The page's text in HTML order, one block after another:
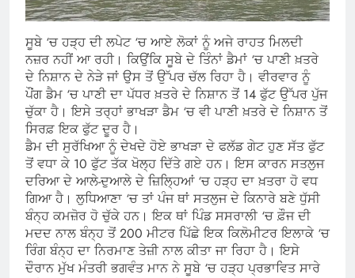
ਸੂਬੇ ‘ਚ ਹੜ੍ਹ ਦੀ ਲਪੇਟ ‘ਚ ਆਏ ਲੋਕਾਂ ਨੂੰ ਅਜੇ ਰਾਹਤ ਮਿਲਦੀ
ਨਜ਼ਰ ਨਹੀਂ ਆ ਰਹੀ। ਕਿਉਂਕਿ ਸੂਬੇ ਦੇ ਤਿੰਨਾਂ ਡੈਮਾਂ ‘ਚ ਪਾਣੀ ਖ਼ਤਰੇ
ਦੇ ਨਿਸ਼ਾਨ ਦੇ ਨੇੜੇ ਜਾਂ ਉਸ ਤੋਂ ਉੱਪਰ ਚੱਲ ਰਿਹਾ ਹੈ। ਵੀਰਵਾਰ ਨੂੰ
ਪੌਂਗ ਡੈਮ ‘ਚ ਪਾਣੀ ਦਾ ਪੱਧਰ ਖ਼ਤਰੇ ਦੇ ਨਿਸ਼ਾਨ ਤੋਂ 14 ਫੁੱਟ ਉੱਪਰ ਪੁੱਜ
ਚੁੱਕਾ ਹੈ। ਇਸੇ ਤਰ੍ਹਾਂ ਭਾਖੜਾ ਡੈਮ ‘ਚ ਵੀ ਪਾਣੀ ਖ਼ਤਰੇ ਦੇ ਨਿਸ਼ਾਨ ਤੋਂ
ਸਿਰਫ਼ ਇਕ ਫੁੱਟ ਦੂਰ ਹੈ।
ਡੈਮ ਦੀ ਸੁਰੱਖਿਆ ਨੂੰ ਦੇਖਦੇ ਹੋਏ ਭਾਖੜਾ ਦੇ ਫਲੱਡ ਗੇਟ ਹੁਣ ਸੱਤ ਫੁੱਟ
ਤੋਂ ਵਧਾ ਕੇ 10 ਫੁੱਟ ਤੱਕ ਖੋਲ੍ਹ ਦਿੱਤੇ ਗਏ ਹਨ। ਇਸ ਕਾਰਨ ਸਤਲੁਜ
ਦਰਿਆ ਦੇ ਆਲੇ-ਦੁਆਲੇ ਦੇ ਜ਼ਿਲ੍ਹਿਆਂ ‘ਚ ਹੜ੍ਹ ਦਾ ਖ਼ਤਰਾ ਹੋ ਵਧ
ਗਿਆ ਹੈ। ਲੁਧਿਆਣਾ ‘ਚ ਤਾਂ ਪੰਜ ਥਾਂ ਸਤਲੁਜ ਦੇ ਕਿਨਾਰੇ ਬਣੇ ਧੁੱਸੀ
ਬੰਨ੍ਹ ਕਮਜ਼ੋਰ ਹੋ ਚੁੱਕੇ ਹਨ। ਇਕ ਥਾਂ ਪਿੰਡ ਸਸਰਾਲੀ ‘ਚ ਫ਼ੌਜ ਦੀ
ਮਦਦ ਨਾਲ ਬੰਨ੍ਹ ਤੋਂ 200 ਮੀਟਰ ਪਿੱਛੇ ਇਕ ਕਿਲੋਮੀਟਰ ਇਲਾਕੇ ‘ਚ
ਰਿੰਗ ਬੰਨ੍ਹ ਦਾ ਨਿਰਮਾਣ ਤੇਜ਼ੀ ਨਾਲ ਕੀਤਾ ਜਾ ਰਿਹਾ ਹੈ। ਇਸੇ
ਦੌਰਾਨ ਮੁੱਖ ਮੰਤਰੀ ਭਗਵੰਤ ਮਾਨ ਨੇ ਸੂਬੇ ‘ਚ ਹੜ੍ਹ ਪ੍ਰਭਾਵਿਤ ਸਾਰੇ